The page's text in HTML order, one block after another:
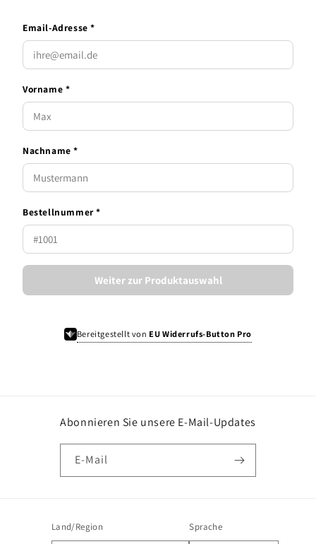
Email-Adresse *
Vorname *
Nachname *
Bestellnummer *
Weiter zur Produktauswahl
Bereitgestellt von EU Widerrufs-Button Pro
Abonnieren Sie unsere E-Mail-Updates
E-Mail
Land/Region Sprache